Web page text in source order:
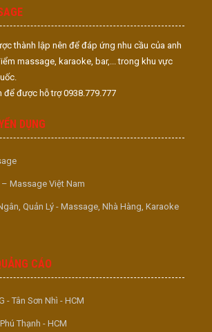
thành lập nên để đáp ứng nhu cầu của anh
massage, karaoke, bar,... trong khu vực
được hỗ trợ 0938.779.777
DỤNG
Massage Việt Nam
Quản Lý - Massage, Nhà Hàng, Karaoke
CÁO
- Tân Sơn Nhì - HCM
Thạnh - HCM